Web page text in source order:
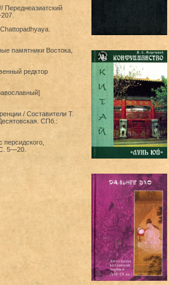
Переднеазиатский
памятники Востока,
редктор
/ Составители Т.
СПб.:
5—20.